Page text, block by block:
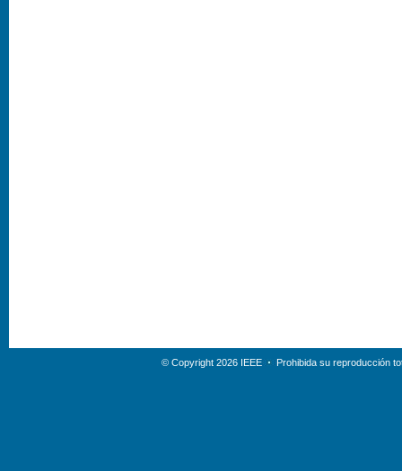
© Copyright 2026 IEEE Prohibida su reproducción